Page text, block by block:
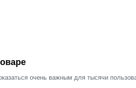
очень важным для тысячи